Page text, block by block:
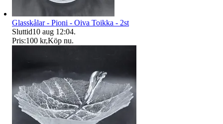
Glasskålar - Pioni - Oiva Toikka - 2st
Sluttid10 aug 12:04.
Pris:100 kr,Köp nu.